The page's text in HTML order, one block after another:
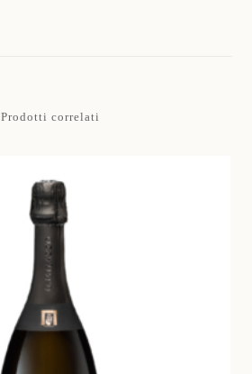
Prodotti correlati